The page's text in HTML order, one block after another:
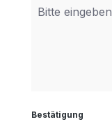
Bestätigung